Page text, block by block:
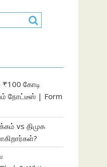
₹100 கோடி
நோட்டீஸ் | Form
vs திமுக